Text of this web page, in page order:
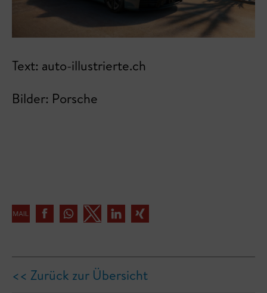
Text: auto-illustrierte.ch
Bilder: Porsche
<< Zurück zur Übersicht